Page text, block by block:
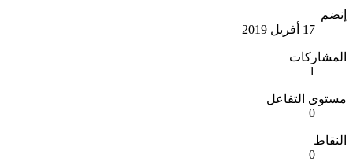
إنضم
17 أفريل 2019
المشاركات
1
مستوى التفاعل
0
النقاط
0